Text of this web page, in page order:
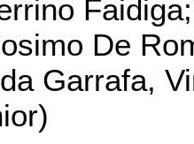
Faidiga;
De
Garrafa,